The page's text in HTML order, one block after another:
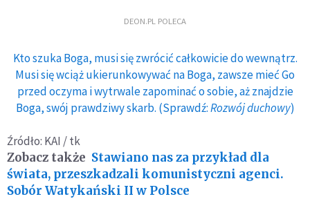
DEON.PL POLECA
Kto szuka Boga, musi się zwrócić całkowicie do wewnątrz.
Musi się wciąż ukierunkowywać na Boga, zawsze mieć Go
przed oczyma i wytrwale zapominać o sobie, aż znajdzie
Boga, swój prawdziwy skarb. (Sprawdź:Rozwój duchowy)
Źródło: KAI / tk
Zobacz także Stawiano nas za przykład dla
świata, przeszkadzali komunistyczni agenci.
Sobór Watykański II w Polsce